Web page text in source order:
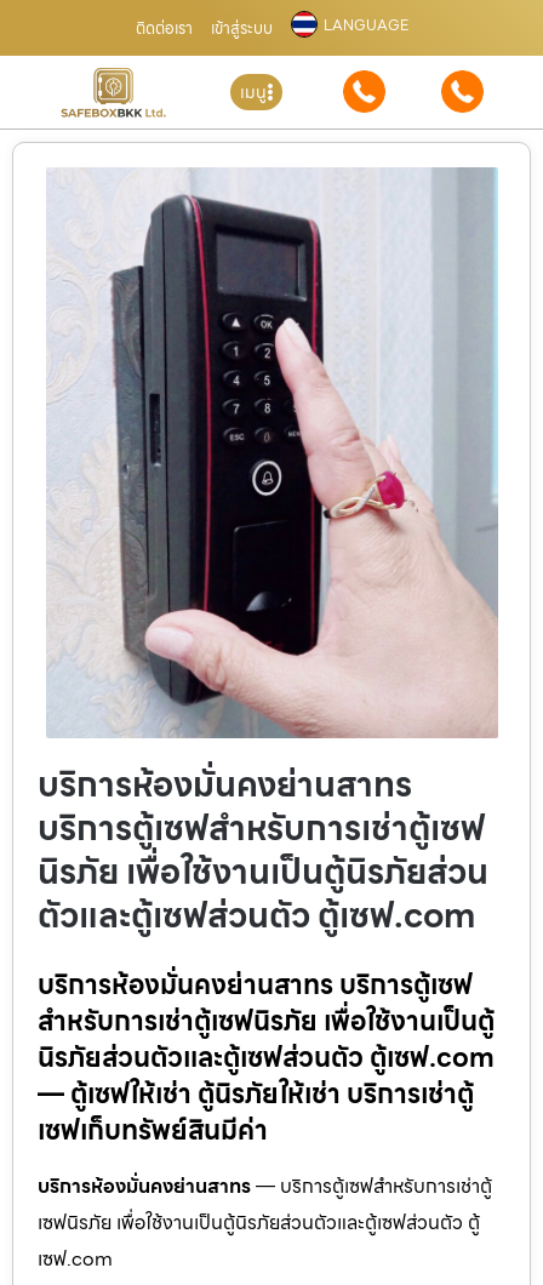
ติดต่อเรา เข้าสู่ระบบ LANGUAGE
เมนู
บริการห้องมั่นคงย่านสาทร
บริการตู้เซฟสำหรับการเช่าตู้เซฟ
นิรภัย เพื่อใช้งานเป็นตู้นิรภัยส่วน
ตัวและตู้เซฟส่วนตัว ตู้เซฟ.com
บริการห้องมั่นคงย่านสาทร บริการตู้เซฟ
สำหรับการเช่าตู้เซฟนิรภัย เพื่อใช้งานเป็นตู้
นิรภัยส่วนตัวและตู้เซฟส่วนตัว ตู้เซฟ.com
— ตู้เซฟให้เช่า ตู้นิรภัยให้เช่า บริการเช่าตู้
เซฟเก็บทรัพย์สินมีค่า
บริการห้องมั่นคงย่านสาทร— บริการตู้เซฟสำหรับการเช่าตู้
เซฟนิรภัย เพื่อใช้งานเป็นตู้นิรภัยส่วนตัวและตู้เซฟส่วนตัว ตู้
เซฟ.com